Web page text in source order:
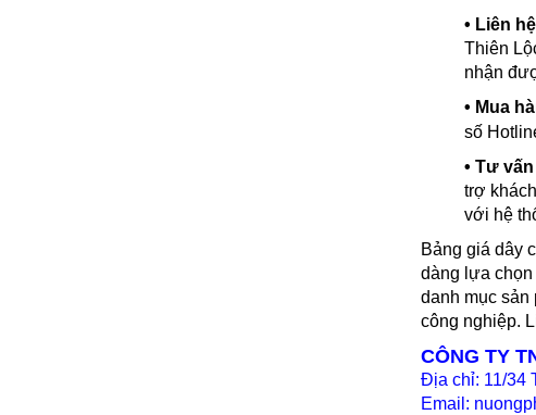
• Liên
Thiên
nhận
• Mua
số
• Tư vấn
trợ
với hệ
Bảng giá dây
dàng lựa
danh mục sản
công nghiệp.
CÔNG TY
Địa chỉ: 11/34
Email: